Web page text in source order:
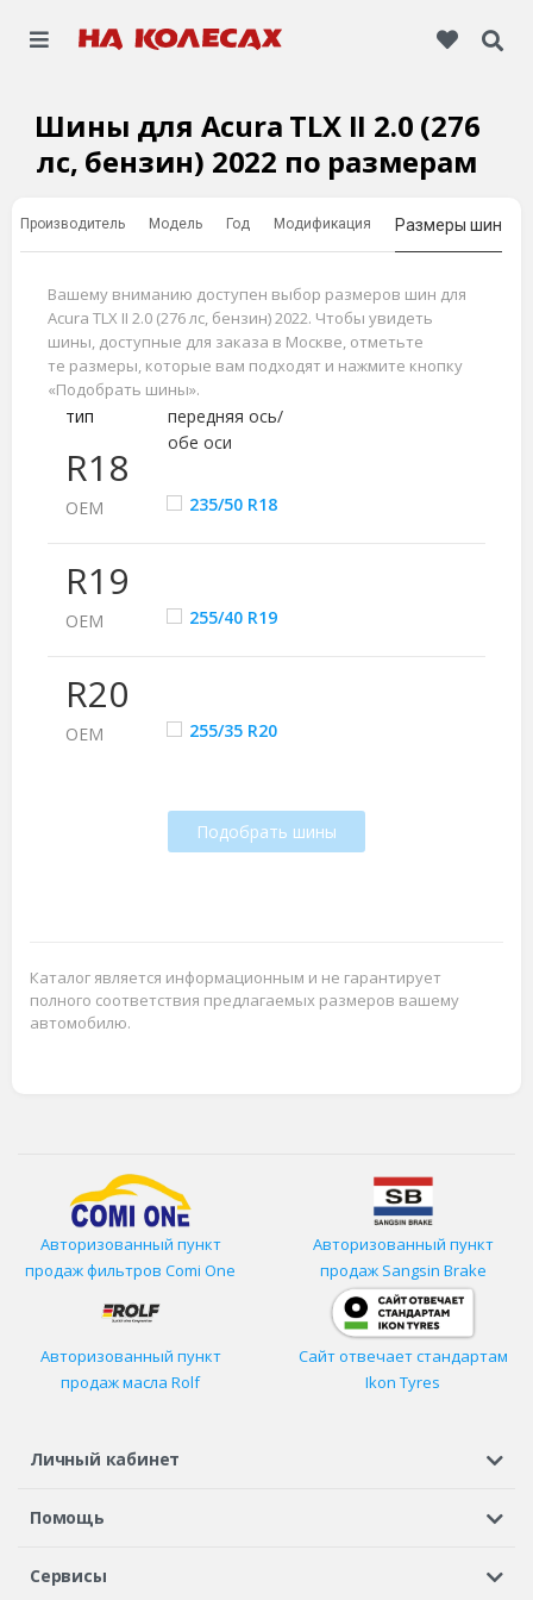
Шины для Acura TLX II 2.0 (276
лс, бензин) 2022 по размерам
Производитель Модель Год Модификация Размеры шин
Вашему вниманию доступен выбор размеров шин для
Acura TLX II 2.0 (276 лс, бензин) 2022. Чтобы увидеть
шины, доступные для заказа в Москве, отметьте
те размеры, которые вам подходят и нажмите кнопку
«Подобрать шины».
R18
тип
передняя ось/
обе оси
ОЕМ 235/50 R18
R19
ОЕМ 255/40 R19
R20
ОЕМ 255/35 R20
Подобрать шины
Каталог является информационным и не гарантирует
полного соответствия предлагаемых размеров вашему
автомобилю.
Авторизованный пункт
продаж фильтров Comi One
Авторизованный пункт
продаж Sangsin Brake
Авторизованный пункт
продаж масла Rolf
Сайт отвечает стандартам
Ikon Tyres
Личный кабинет
Регистрация или вход
Помощь
Шины в кредит
Сервисы